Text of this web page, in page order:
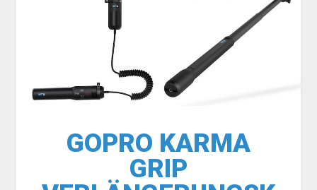
GOPRO KARMA
GRIP